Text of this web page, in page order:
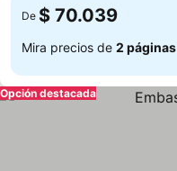
De $ 70.039
Mira precios de 2 páginas
Opción destacada